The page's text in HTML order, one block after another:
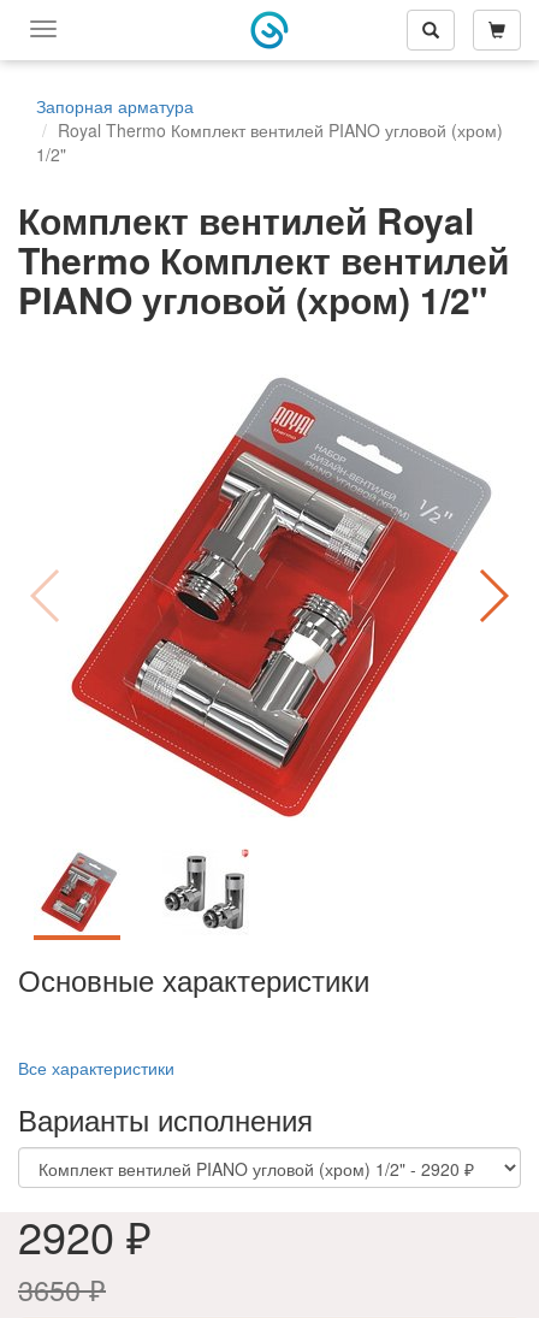
Переключить
меню
Запорная арматура
Royal Thermo Комплект вентилей PIANO угловой (хром)
1/2"
Комплект вентилей Royal
Thermo Комплект вентилей
PIANO угловой (хром) 1/2"
Основные характеристики
Все характеристики
Варианты исполнения
2920 ₽
3650 ₽